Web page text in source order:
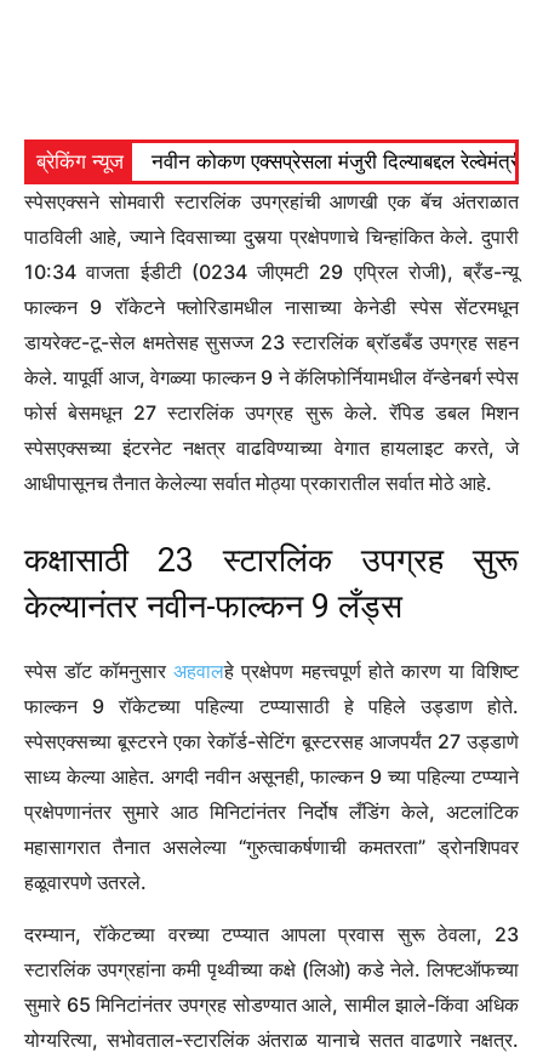
ब्रेकिंग न्यूज नवीन कोकण एक्सप्रेसला मंजुरी दिल्याबद्दल रेल्वेमंत्री
स्पेसएक्सने सोमवारी स्टारलिंक उपग्रहांची आणखी एक बॅच अंतराळात
पाठविली आहे, ज्याने दिवसाच्या दुसर्‍या प्रक्षेपणाचे चिन्हांकित केले. दुपारी
10:34 वाजता ईडीटी (0234 जीएमटी 29 एप्रिल रोजी), ब्रँड-न्यू
फाल्कन 9 रॉकेटने फ्लोरिडामधील नासाच्या केनेडी स्पेस सेंटरमधून
डायरेक्ट-टू-सेल क्षमतेसह सुसज्ज 23 स्टारलिंक ब्रॉडबँड उपग्रह सहन
केले. यापूर्वी आज, वेगळ्या फाल्कन 9 ने कॅलिफोर्नियामधील वॅन्डेनबर्ग स्पेस
फोर्स बेसमधून 27 स्टारलिंक उपग्रह सुरू केले. रॅपिड डबल मिशन
स्पेसएक्सच्या इंटरनेट नक्षत्र वाढविण्याच्या वेगात हायलाइट करते, जे
आधीपासूनच तैनात केलेल्या सर्वात मोठ्या प्रकारातील सर्वात मोठे आहे.
कक्षासाठी 23 स्टारलिंक उपग्रह सुरू
केल्यानंतर नवीन-फाल्कन 9 लँड्स
स्पेस डॉट कॉमनुसारअहवालहे प्रक्षेपण महत्त्वपूर्ण होते कारण या विशिष्ट
फाल्कन 9 रॉकेटच्या पहिल्या टप्प्यासाठी हे पहिले उड्डाण होते.
स्पेसएक्सच्या बूस्टरने एका रेकॉर्ड-सेटिंग बूस्टरसह आजपर्यंत 27 उड्डाणे
साध्य केल्या आहेत. अगदी नवीन असूनही, फाल्कन 9 च्या पहिल्या टप्प्याने
प्रक्षेपणानंतर सुमारे आठ मिनिटांनंतर निर्दोष लँडिंग केले, अटलांटिक
महासागरात तैनात असलेल्या “गुरुत्वाकर्षणाची कमतरता” ड्रोनशिपवर
हळूवारपणे उतरले.